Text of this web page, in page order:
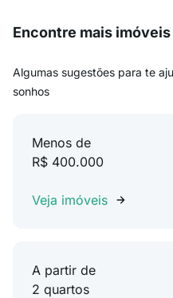
Encontre mais
Algumas sugestões para te
sonhos
Menos de
R$ 400.000
Veja imóveis
A partir de
2 quartos